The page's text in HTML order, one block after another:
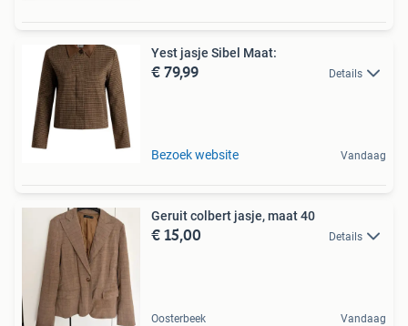
Yest jasje Sibel Maat:
€ 79,99 Details
Bezoek website Vandaag
Geruit colbert jasje, maat 40
€ 15,00 Details
Oosterbeek Vandaag